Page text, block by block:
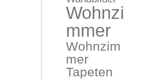
Wohnzi
mmer
Wohnzim
mer
Tapeten